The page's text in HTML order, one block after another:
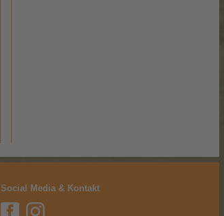
Social Media & Kontakt